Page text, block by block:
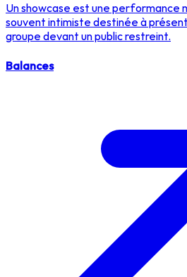
Un showcase est une performance
souvent intimiste destinée à
groupe devant un public restreint.
Balances